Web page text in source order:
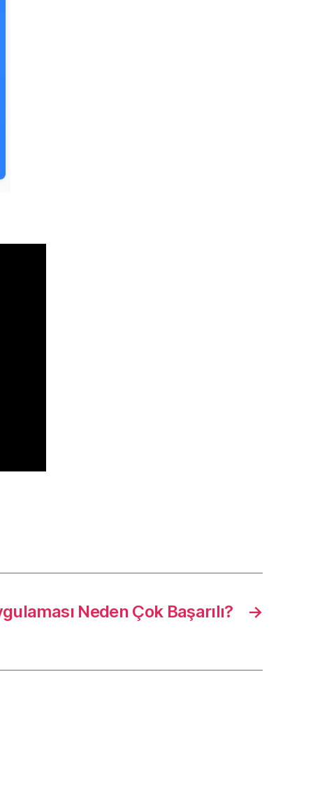
→
Neden Çok Başarılı?